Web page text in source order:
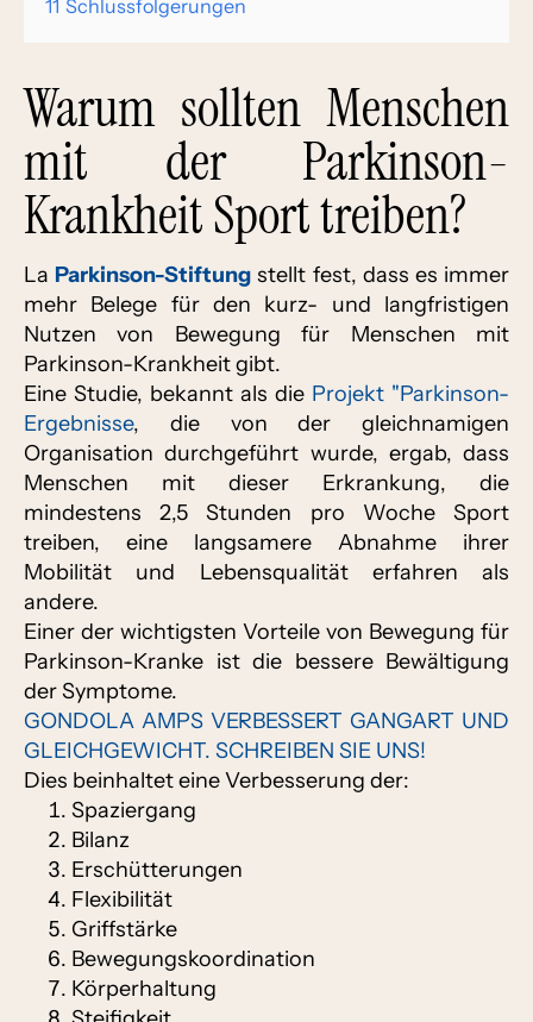
11 Schlussfolgerungen
Warum sollten Menschen
mit der Parkinson-
Krankheit Sport treiben?
La Parkinson-Stiftung stellt fest, dass es immer
mehr Belege für den kurz- und langfristigen
Nutzen von Bewegung für Menschen mit
Parkinson-Krankheit gibt.
Eine Studie, bekannt als die Projekt "Parkinson-
Ergebnisse, die von der gleichnamigen
Organisation durchgeführt wurde, ergab, dass
Menschen mit dieser Erkrankung, die
mindestens 2,5 Stunden pro Woche Sport
treiben, eine langsamere Abnahme ihrer
Mobilität und Lebensqualität erfahren als
andere.
Einer der wichtigsten Vorteile von Bewegung für
Parkinson-Kranke ist die bessere Bewältigung
der Symptome.
GONDOLA AMPS VERBESSERT GANGART UND
GLEICHGEWICHT. SCHREIBEN SIE UNS!
Dies beinhaltet eine Verbesserung der:
Spaziergang
Bilanz
Erschütterungen
Flexibilität
Griffstärke
Bewegungskoordination
Körperhaltung